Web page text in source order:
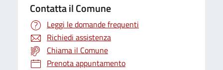
Contatta il Comune
Leggi le domande frequenti
Richiedi assistenza
Chiama il Comune
Prenota appuntamento